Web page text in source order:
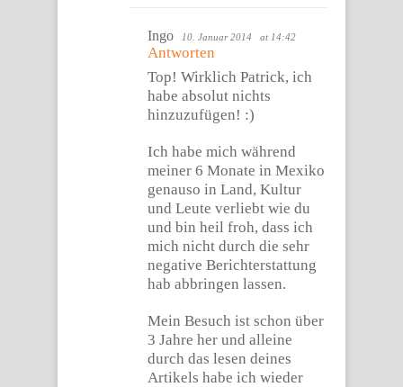
Ingo 10. Januar 2014 at 14:42
Antworten
Top! Wirklich Patrick, ich
habe absolut nichts
hinzuzufügen! :)
Ich habe mich während
meiner 6 Monate in Mexiko
genauso in Land, Kultur
und Leute verliebt wie du
und bin heil froh, dass ich
mich nicht durch die sehr
negative Berichterstattung
hab abbringen lassen.
Mein Besuch ist schon über
3 Jahre her und alleine
durch das lesen deines
Artikels habe ich wieder